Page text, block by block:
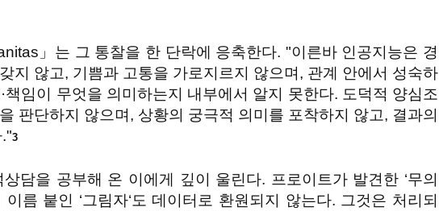
」는 그 통찰을 한 단락에 응축한다. "이른바 인공지능은 경
지 않고, 기쁨과 고통을 가로지르지 않으며, 관계 안에서 성숙하
책임이 무엇을 의미하는지 내부에서 알지 못한다. 도덕적 양심조
판단하지 않으며, 상황의 궁극적 의미를 포착하지 않고, 결과의
3
담을 공부해 온 이에게 깊이 울린다. 프로이트가 발견한 ‘무의
름 붙인 ‘그림자‘도 데이터로 환원되지 않는다. 그것은 처리되